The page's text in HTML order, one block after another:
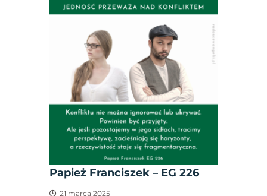
Papież Franciszek – EG 226
21 marca 2025